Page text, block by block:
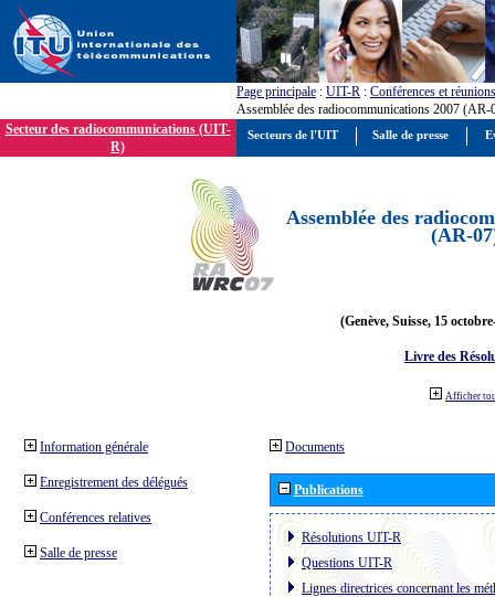
Page principale : UIT-R : Conférences et réunions
Assemblée des radiocommunications 2007 (AR-
Secteur des radiocommunications (UIT-
R)
Assemblée des
(AR-
(Genève, Suisse, 15
Livre des
Afficher
Information générale
Enregistrement des délégués
Conférences relatives
Salle de presse
Documents
Publications
Résolutions UIT-R
Questions UIT-R
Lignes directrices concernant les
Secteurs de l'UIT Salle de presse